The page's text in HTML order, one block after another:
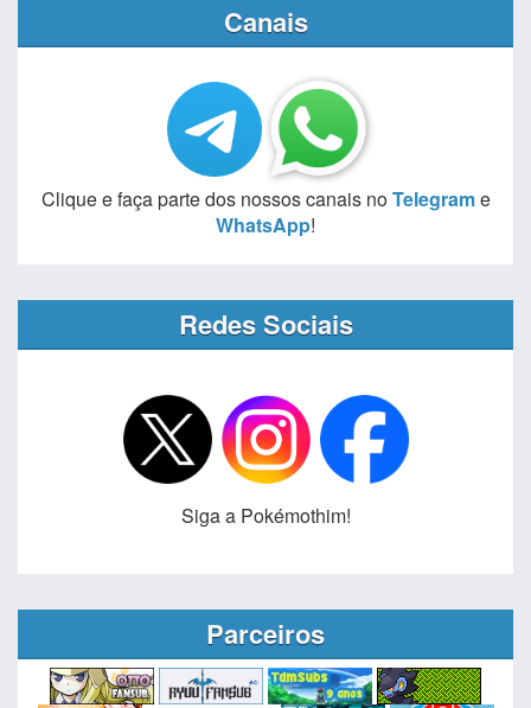
Canais
Clique e faça parte dos nossos canais noTelegrame
WhatsApp!
Redes Sociais
Siga a Pokémothim!
Parceiros